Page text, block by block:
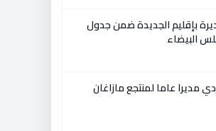
بإقليم الجديدة ضمن جدول
البيضاء
مديرا عاما لمنتجع مازاغان